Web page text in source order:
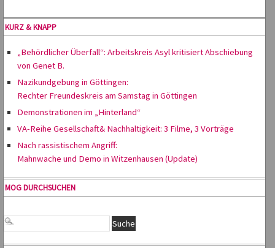
KURZ & KNAPP
„Behördlicher Überfall“: Arbeitskreis Asyl kritisiert Abschiebung
von Genet B.
Nazikundgebung in Göttingen:
Rechter Freundeskreis am Samstag in Göttingen
Demonstrationen im „Hinterland“
VA-Reihe Gesellschaft& Nachhaltigkeit: 3 Filme, 3 Vorträge
Nach rassistischem Angriff:
Mahnwache und Demo in Witzenhausen (Update)
MOG DURCHSUCHEN